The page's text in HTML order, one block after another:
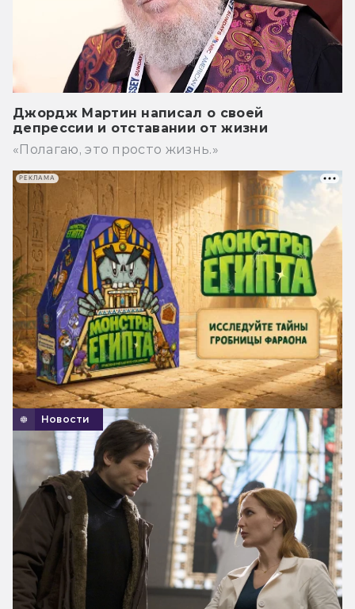
Джордж Мартин написал о своей
депрессии и отставании от жизни
«Полагаю, это просто жизнь.»
Новости
РЕКЛАМА